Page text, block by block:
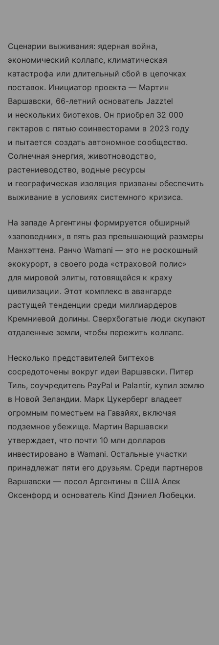
Сценарии выживания: ядерная война,
экономический коллапс, климатическая
катастрофа или длительный сбой в цепочках
поставок. Инициатор проекта — Мартин
Варшавски, 66-летний основатель Jazztel
и нескольких биотехов. Он приобрел 32 000
гектаров с пятью соинвесторами в 2023 году
и пытается создать автономное сообщество.
Солнечная энергия, животноводство,
растениеводство, водные ресурсы
и географическая изоляция призваны обеспечить
выживание в условиях системного кризиса.
На западе Аргентины формируется обширный
«заповедник», в пять раз превышающий размеры
Манхэттена. Ранчо Wamani — это не роскошный
экокурорт, а своего рода «страховой полис»
для мировой элиты, готовящейся к краху
цивилизации. Этот комплекс в авангарде
растущей тенденции среди миллиардеров
Кремниевой долины. Сверхбогатые люди скупают
отдаленные земли, чтобы пережить коллапс.
Несколько представителей бигтехов
сосредоточены вокруг идеи Варшавски. Питер
Тиль, соучредитель PayPal и Palantir, купил землю
в Новой Зеландии. Марк Цукерберг владеет
огромным поместьем на Гавайях, включая
подземное убежище. Мартин Варшавски
утверждает, что почти 10 млн долларов
инвестировано в Wamani. Остальные участки
принадлежат пяти его друзьям. Среди партнеров
Варшавски — посол Аргентины в США Алек
Оксенфорд и основатель Kind Дэниел Любецки.